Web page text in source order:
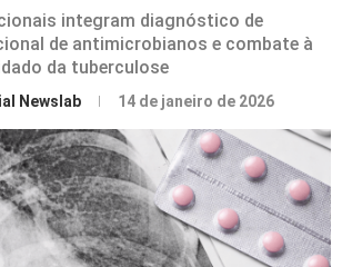
integram diagnóstico de
de antimicrobianos e combate à
da tuberculose
Newslab 14 de janeiro de 2026